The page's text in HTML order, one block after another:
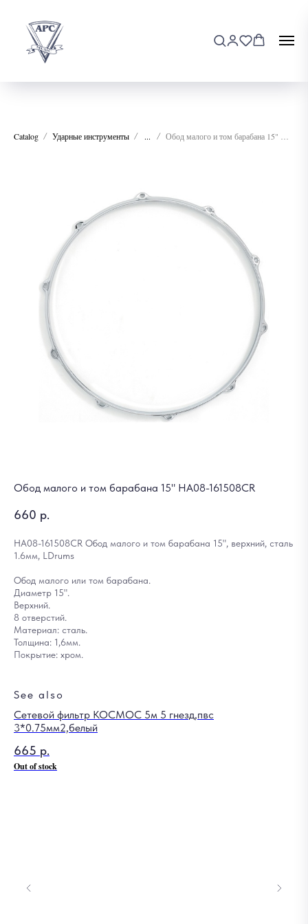
Catalog Ударные инструменты ...
Обод малого и том барабана 15" HA08-161508CR
660 р.
HA08-161508CR Обод малого и том барабана 15", верхний, сталь
1.6мм, LDrums
Обод малого или том барабана.
Диаметр 15".
Верхний.
8 отверстий.
Материал: сталь.
Толщина: 1,6мм.
Покрытие: хром.
See also
Сетевой фильтр КОСМОС 5м 5 гнезд,пвс
3*0.75мм2,белый
665 р.
Out of stock